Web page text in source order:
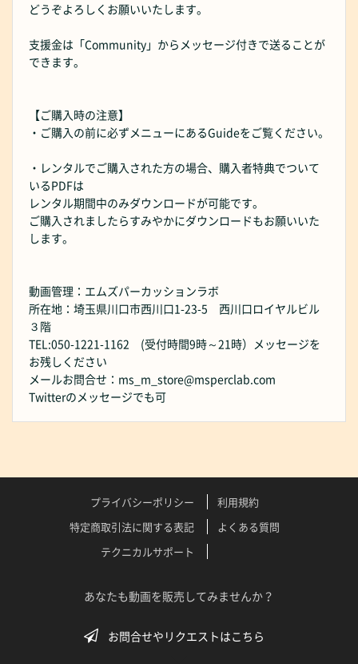
どうぞよろしくお願いいたします。
支援金は「Community」からメッセージ付きで送ることが
できます。
【ご購入時の注意】
・ご購入の前に必ずメニューにあるGuideをご覧ください。
・レンタルでご購入された方の場合、購入者特典でついて
いるPDFは
レンタル期間中のみダウンロードが可能です。
ご購入されましたらすみやかにダウンロードもお願いいた
します。
動画管理：エムズパーカッションラボ
所在地：埼玉県川口市西川口1-23-5 西川口ロイヤルビル
３階
TEL:050-1221-1162 (受付時間9時～21時）メッセージを
お残しください
メールお問合せ：ms_m_store@msperclab.com
Twitterのメッセージでも可
お問合せやリクエストはこちら
プライバシーポリシー
利用規約
特定商取引法に関する表記
よくある質問
テクニカルサポート
あなたも動画を販売してみませんか？